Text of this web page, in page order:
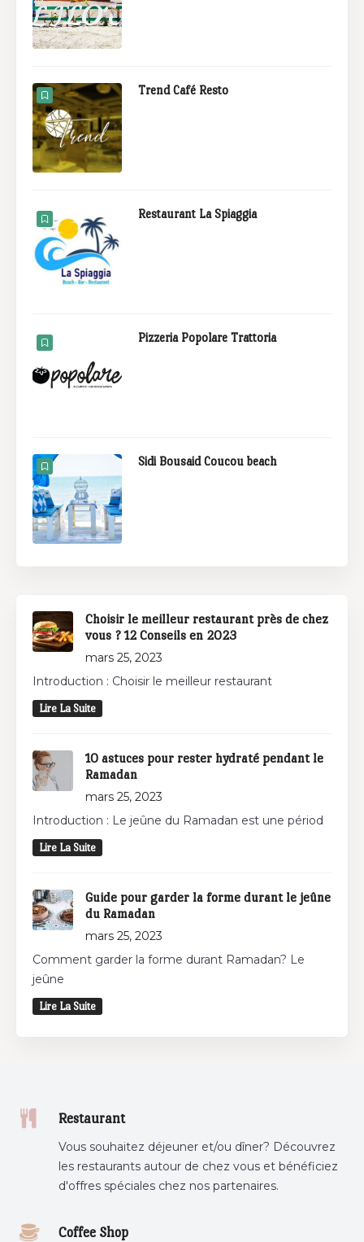
Trend Café Resto
Restaurant La Spiaggia
Pizzeria Popolare Trattoria
Sidi Bousaid Coucou beach
Choisir le meilleur restaurant près de chez
vous ? 12 Conseils en 2023
mars 25, 2023
Introduction : Choisir le meilleur restaurant
Lire La Suite
10 astuces pour rester hydraté pendant le
Ramadan
mars 25, 2023
Introduction : Le jeûne du Ramadan est une périod
Lire La Suite
Guide pour garder la forme durant le jeûne
du Ramadan
mars 25, 2023
Comment garder la forme durant Ramadan? Le
jeûne
Lire La Suite
Restaurant
Vous souhaitez déjeuner et/ou dîner? Découvrez
les restaurants autour de chez vous et bénéficiez
d'offres spéciales chez nos partenaires.
Coffee Shop